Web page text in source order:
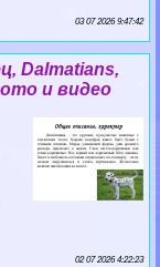
03 07 2026 9:47:42
Dalmatians,
и видео
02 07 2026 4:22:23